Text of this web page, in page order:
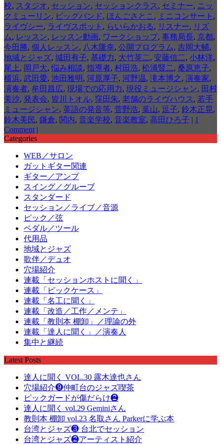
校, スタジオ, セッション, セッションクラス , セミナー, ニッ
クミューリン, ビッグバンド, ほんごさとこ , ミニコンサート ,
ライヴシー, ライヴスポット , らいらかおる, リスナー, リズ
ム, レッスン, レッスン動画, ワークショップ, 事務局長, 京都,
今田勝, 個人レッスン, 八木隆幸, 公開プログラム, 吉岡大輔,
地域とジャズ, 城田有子, 基礎力, 大竹英二, 安藤信二, 小林洋,
尾上, 岡戸大,悩み相談, 指導者, 村田浩, 松浦賢二, 桑原恵子,
横浜, 武田愛, 池田雅明, 河原厚子, 河野温, 滝本博之, 演奏家,
演奏者, 牟田昌広, 現場での応用力, 現役ミュージシャン, 田村
美沙, 発表会, 皆川トオル, 窪田朱, 老舗のライヴハウス , 若手
ミュージシャン, 英語の発音等, 菅野浩, 葉山, 逗子, 鈴木正晃,
鈴木美民, 鎌倉, 関内, 音楽学校, 音楽教室, 高田ひろ子 | 1
Comment |
Categories
WEB／サロン
ガットギター関連
ギター／アンプ
スイング／グルーブ
スタンダード
セッション／ライブ／音源
ピック／弦
ペダル／ツール
代用品
地域とジャズ
歌伴／デュオ
穴場紹介
連載「セッションホストに聞く」
連載「ピックケース」
連載「名工に聞く」
連載「改造／工作／メンテ」
連載「教則本 棚卸」／理論の外
連載「達人に聞く」／演奏人
集中と継続
Latest Posts
達人に聞く VOL.30 露木達也さん
穴場紹介❾仲町台のジャズ喫茶
ピックガードが傷だらけ❷
達人に聞く vol.29 Geminiさん
教則本 棚卸 vol.23 名取さん Parkerに学ぶ本
台湾とジャズ❸ 台北でセッション
台湾とジャズ❷アーティスト紹介